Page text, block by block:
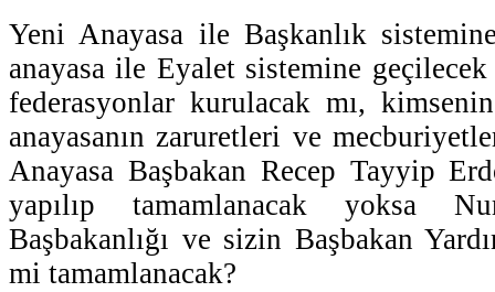
Yeni Anayasa ile Başkanlık
anayasa ile Eyalet sistemine
federasyonlar kurulacak mı,
anayasanın zaruretleri ve
Anayasa Başbakan Recep Tayyip
yapılıp tamamlanacak yoksa
Başbakanlığı ve sizin Başbakan
mi tamamlanacak?